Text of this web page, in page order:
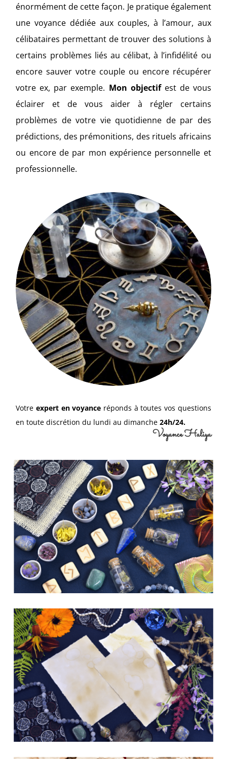
énormément de cette façon. Je pratique également
une voyance dédiée aux couples, à l’amour, aux
célibataires permettant de trouver des solutions à
certains problèmes liés au célibat, à l’infidélité ou
encore sauver votre couple ou encore récupérer
votre ex, par exemple. Mon objectifest de vous
éclairer et de vous aider à régler certains
problèmes de votre vie quotidienne de par des
prédictions, des prémonitions, des rituels africains
ou encore de par mon expérience personnelle et
professionnelle.
Votreexpert en voyance réponds à toutes vos questions
en toute discrétion du lundi au dimanche24h/24.
Voyance Haliya